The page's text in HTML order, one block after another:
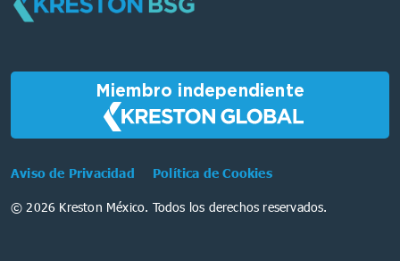
Miembro independiente
Aviso de Privacidad Política de Cookies
© 2026 Kreston México. Todos los derechos reservados.